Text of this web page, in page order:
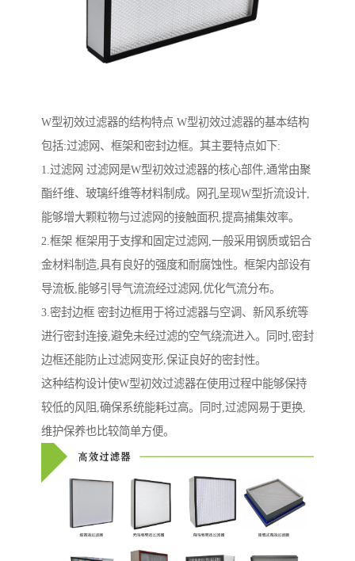
W型初效过滤器的结构特点 W型初效过滤器的基本结构
包括:过滤网、框架和密封边框。其主要特点如下:
1.过滤网 过滤网是W型初效过滤器的核心部件,通常由聚
酯纤维、玻璃纤维等材料制成。网孔呈现W型折流设计,
能够增大颗粒物与过滤网的接触面积,提高捕集效率。
2.框架 框架用于支撑和固定过滤网,一般采用钢质或铝合
金材料制造,具有良好的强度和耐腐蚀性。框架内部设有
导流板,能够引导气流流经过滤网,优化气流分布。
3.密封边框 密封边框用于将过滤器与空调、新风系统等
进行密封连接,避免未经过滤的空气绕流进入。同时,密封
边框还能防止过滤网变形,保证良好的密封性。
这种结构设计使W型初效过滤器在使用过程中能够保持
较低的风阻,确保系统能耗过高。同时,过滤网易于更换,
维护保养也比较简单方便。